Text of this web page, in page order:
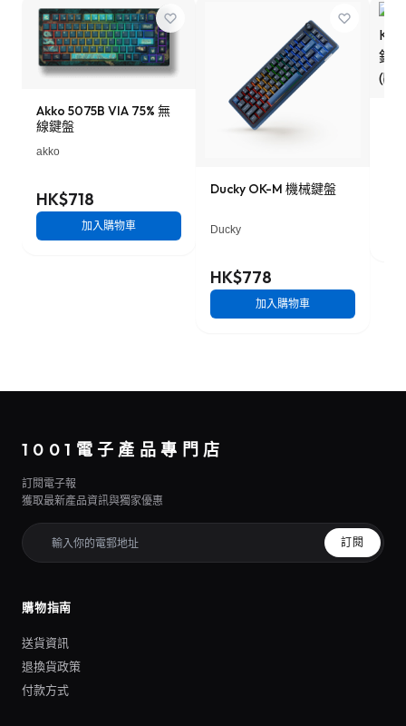
Akko 5075B VIA 75% 無
線鍵盤
akko
HK$718
加入購物車
Ducky OK-M 機械鍵盤
Ducky
HK$778
加入購物車
1001電子產品專門店
訂閱電子報
獲取最新產品資訊與獨家優惠
訂閱
購物指南
送貨資訊
退換貨政策
付款方式